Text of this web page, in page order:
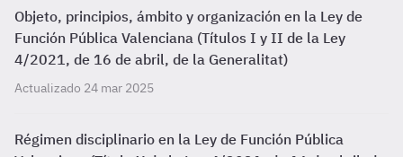
Objeto, principios, ámbito y organización en la Ley de
Función Pública Valenciana (Títulos I y II de la Ley
4/2021, de 16 de abril, de la Generalitat)
Actualizado 24 mar 2025
Régimen disciplinario en la Ley de Función Pública